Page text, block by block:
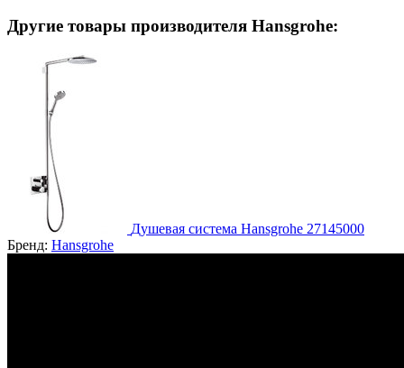
Другие товары производителя Hansgrohe:
Душевая система Hansgrohe 27145000
Бренд: Hansgrohe